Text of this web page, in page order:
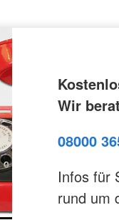
Wir
08000
Infos für
rund um